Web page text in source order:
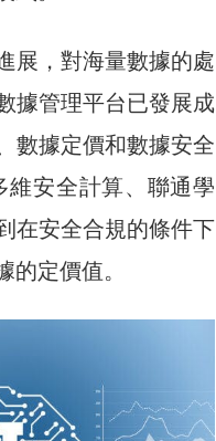
展，對海量數據的處
據管理平台已發展成
數據定價和數據安全
安全計算、聯通學
在安全合規的條件下
定價值。